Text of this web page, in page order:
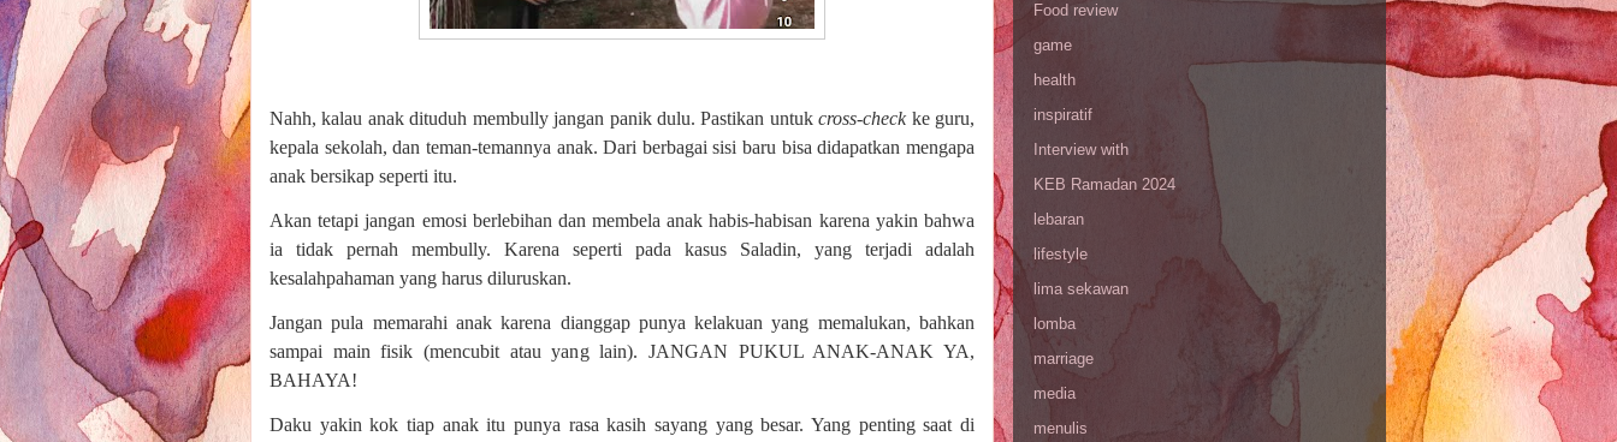
Nahh, kalau anak dituduh membully jangan panik dulu. Pastikan untukcross-check ke guru,
kepala sekolah, dan teman-temannya anak. Dari berbagai sisi baru bisa didapatkan mengapa
anak bersikap seperti itu.
Akan tetapi jangan emosi berlebihan dan membela anak habis-habisan karena yakin bahwa
ia tidak pernah membully. Karena seperti pada kasus Saladin, yang terjadi adalah
kesalahpahaman yang harus diluruskan.
Jangan pula memarahi anak karena dianggap punya kelakuan yang memalukan, bahkan
sampai main fisik (mencubit atau yang lain). JANGAN PUKUL ANAK-ANAK YA,
BAHAYA!
Daku yakin kok tiap anak itu punya rasa kasih sayang yang besar. Yang penting saat di
Food review
game
health
inspiratif
Interview with
KEB Ramadan 2024
lebaran
lifestyle
lima sekawan
lomba
marriage
media
menulis